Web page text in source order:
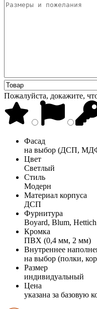
Пожалуйста, докажите,
Фасад
на выбор (ДСП,
Цвет
Светлый
Стиль
Модерн
Материал корпуса
ДСП
Фурнитура
Boyard, Blum, Hettich
Кромка
ПВХ (0,4 мм, 2 мм)
Внутреннее
на выбор (полки,
Размер
индивидуальный
Цена
указана за базовую